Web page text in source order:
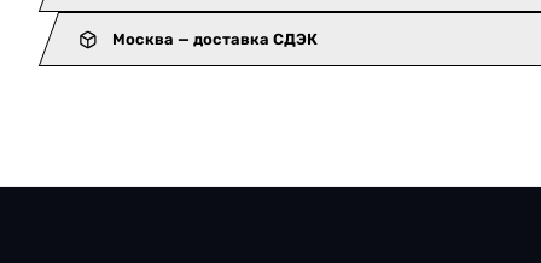
Москва — доставка СДЭК